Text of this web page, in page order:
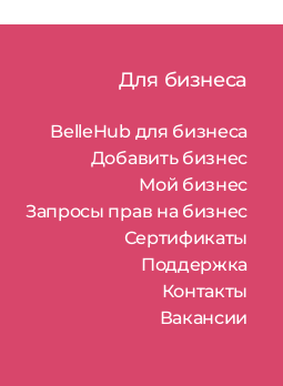
Для бизнеса
BelleHub для бизнеса
Добавить бизнес
Мой бизнес
Запросы прав на бизнес
Сертификаты
Поддержка
Контакты
Вакансии